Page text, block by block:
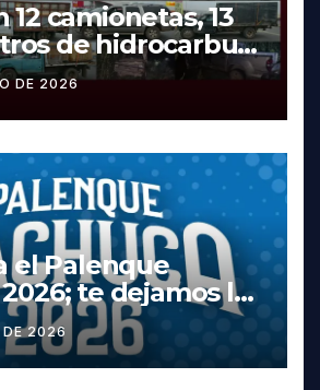
12 camionetas, 13
de hidrocarburo
robados en
DE 2026
el Palenque
te dejamos la
las
precios
2026